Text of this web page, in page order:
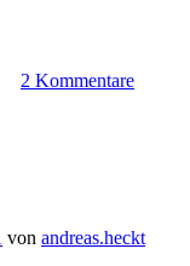
2 Kommentare
von andreas.heckt